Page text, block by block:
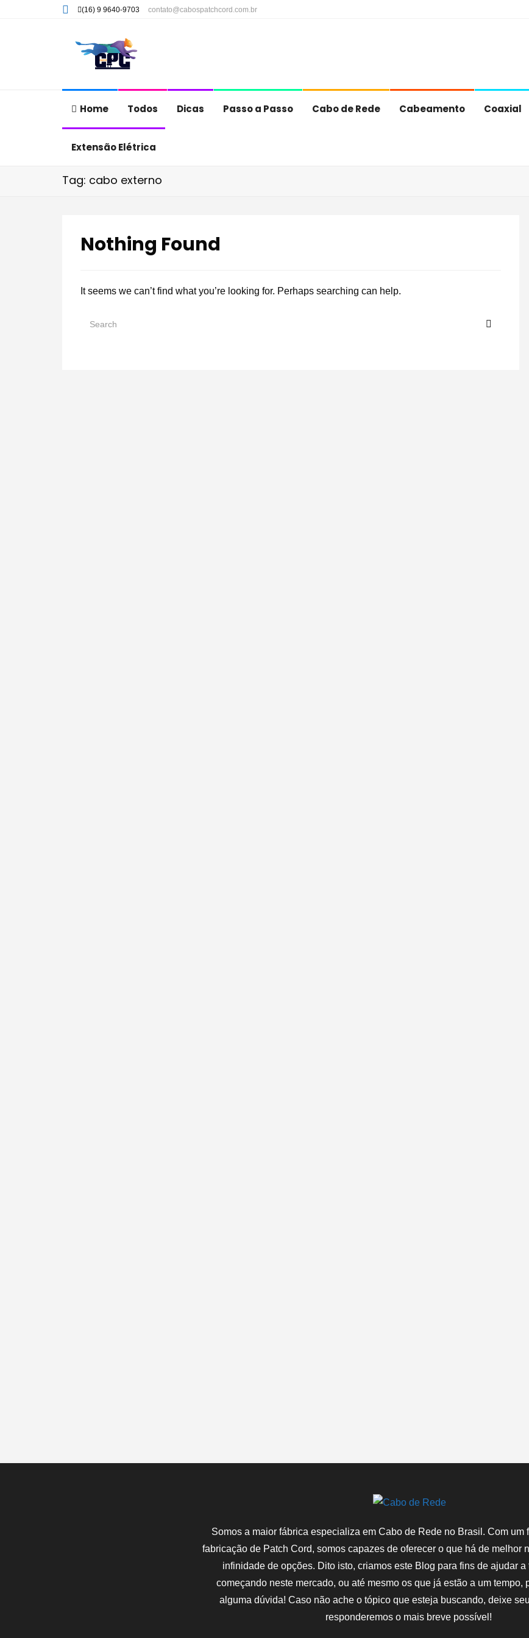
(16) 9 9640-9703 contato@cabospatchcord.com.br
Home Todos Dicas Passo a Passo Cabo de Rede Cabeamento Coaxial
Extensão Elétrica
Tag: cabo externo
Nothing Found
It seems we can’t find what you’re looking for. Perhaps searching can help.
Somos a maior fábrica especializa em Cabo de Rede no Brasil. Com um
fabricação de Patch Cord, somos capazes de oferecer o que há de melhor
infinidade de opções. Dito isto, criamos este Blog para fins de ajudar a
começando neste mercado, ou até mesmo os que já estão a um tempo,
alguma dúvida! Caso não ache o tópico que esteja buscando, deixe
responderemos o mais breve possível!